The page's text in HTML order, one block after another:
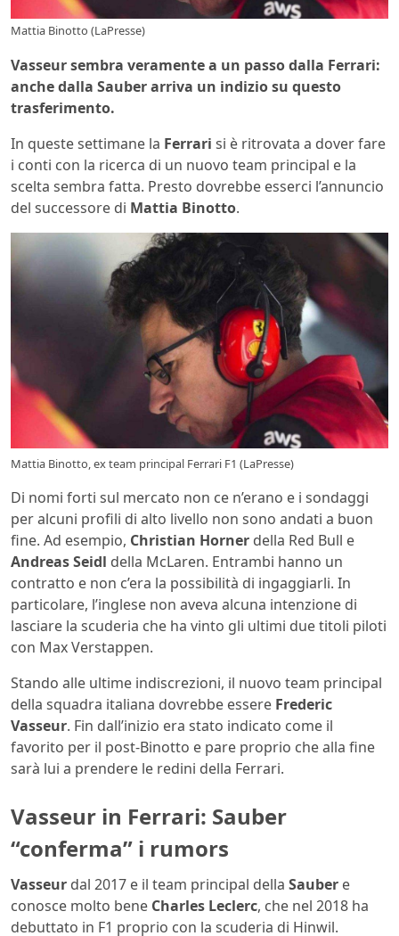
Mattia Binotto (LaPresse)
Vasseur sembra veramente a un passo dalla Ferrari:
anche dalla Sauber arriva un indizio su questo
trasferimento.
In queste settimane la Ferrari si è ritrovata a dover fare
i conti con la ricerca di un nuovo team principal e la
scelta sembra fatta. Presto dovrebbe esserci l’annuncio
del successore di Mattia Binotto.
Mattia Binotto, ex team principal Ferrari F1 (LaPresse)
Di nomi forti sul mercato non ce n’erano e i sondaggi
per alcuni profili di alto livello non sono andati a buon
fine. Ad esempio, Christian Horner della Red Bull e
Andreas Seidl della McLaren. Entrambi hanno un
contratto e non c’era la possibilità di ingaggiarli. In
particolare, l’inglese non aveva alcuna intenzione di
lasciare la scuderia che ha vinto gli ultimi due titoli piloti
con Max Verstappen.
Stando alle ultime indiscrezioni, il nuovo team principal
della squadra italiana dovrebbe essere Frederic
Vasseur. Fin dall’inizio era stato indicato come il
favorito per il post-Binotto e pare proprio che alla fine
sarà lui a prendere le redini della Ferrari.
Vasseur in Ferrari: Sauber
“conferma” i rumors
Vasseur dal 2017 e il team principal della Sauber e
conosce molto bene Charles Leclerc, che nel 2018 ha
debuttato in F1 proprio con la scuderia di Hinwil.